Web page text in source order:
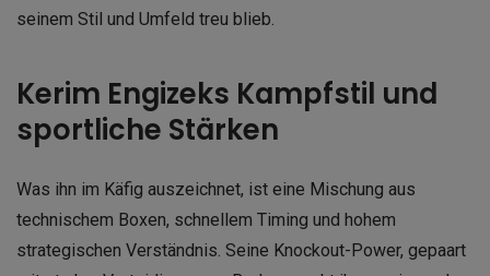
seinem Stil und Umfeld treu blieb.
Kerim Engizeks Kampfstil und
sportliche Stärken
Was ihn im Käfig auszeichnet, ist eine Mischung aus
technischem Boxen, schnellem Timing und hohem
strategischen Verständnis. Seine Knockout-Power, gepaart